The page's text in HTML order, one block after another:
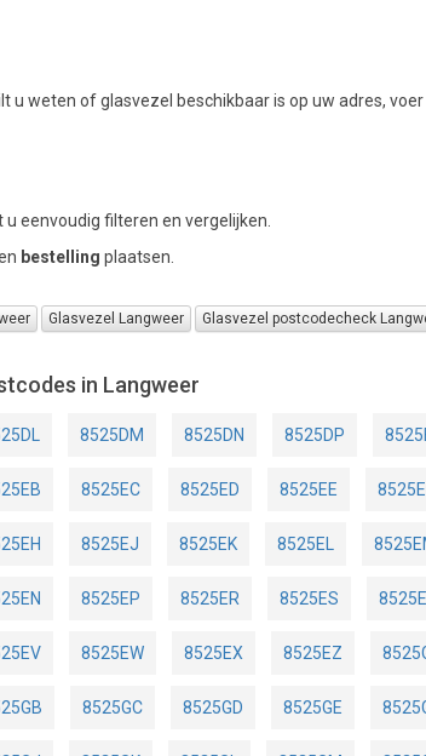
u weten of glasvezel beschikbaar is op uw adres, voer
eenvoudig filteren en vergelijken.
bestelling plaatsen.
Glasvezel Langweer
Glasvezel postcodecheck
in Langweer
8525DM 8525DN 8525DP
8525EC 8525ED 8525EE
8525EJ 8525EK 8525EL
8525EP 8525ER 8525ES
8525EW 8525EX 8525EZ
8525GC 8525GD 8525GE